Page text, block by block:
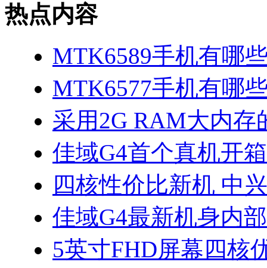
热点内容
MTK6589手机有哪
MTK6577手机有哪
采用2G RAM大内存
佳域G4首个真机开
四核性价比新机 中
佳域G4最新机身内
5英寸FHD屏幕四核